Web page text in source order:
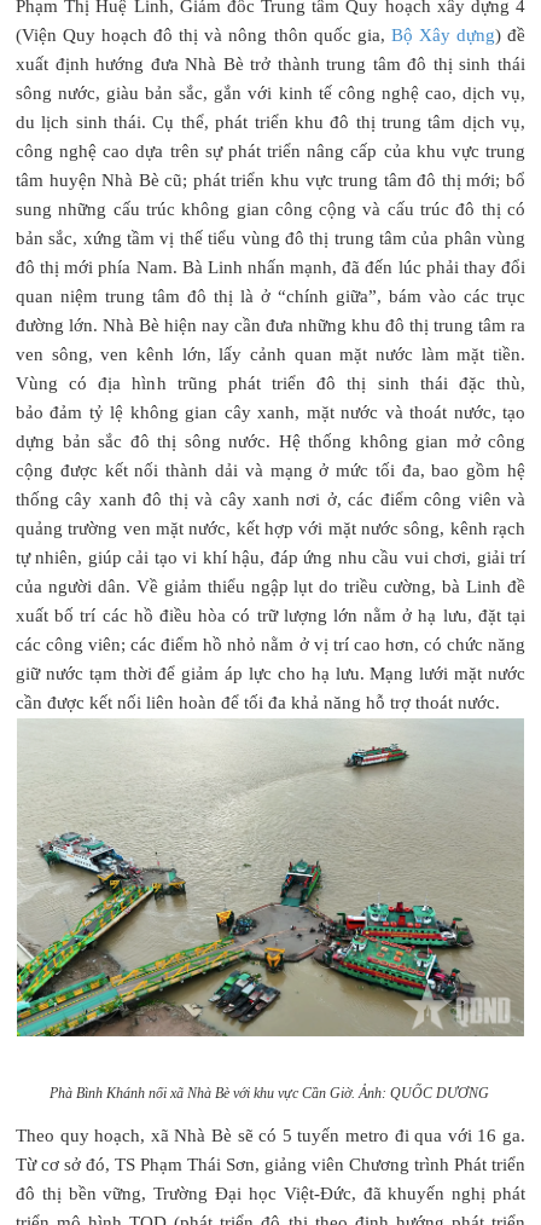
Phạm Thị Huệ Linh, Giám đốc Trung tâm Quy hoạch xây dựng 4
(Viện Quy hoạch đô thị và nông thôn quốc gia, Bộ Xây dựng) đề
xuất định hướng đưa Nhà Bè trở thành trung tâm đô thị sinh thái
sông nước, giàu bản sắc, gắn với kinh tế công nghệ cao, dịch vụ,
du lịch sinh thái. Cụ thể, phát triển khu đô thị trung tâm dịch vụ,
công nghệ cao dựa trên sự phát triển nâng cấp của khu vực trung
tâm huyện Nhà Bè cũ; phát triển khu vực trung tâm đô thị mới; bổ
sung những cấu trúc không gian công cộng và cấu trúc đô thị có
bản sắc, xứng tầm vị thế tiểu vùng đô thị trung tâm của phân vùng
đô thị mới phía Nam. Bà Linh nhấn mạnh, đã đến lúc phải thay đổi
quan niệm trung tâm đô thị là ở “chính giữa”, bám vào các trục
đường lớn. Nhà Bè hiện nay cần đưa những khu đô thị trung tâm ra
ven sông, ven kênh lớn, lấy cảnh quan mặt nước làm mặt tiền.
Vùng có địa hình trũng phát triển đô thị sinh thái đặc thù,
bảo đảm tỷ lệ không gian cây xanh, mặt nước và thoát nước, tạo
dựng bản sắc đô thị sông nước. Hệ thống không gian mở công
cộng được kết nối thành dải và mạng ở mức tối đa, bao gồm hệ
thống cây xanh đô thị và cây xanh nơi ở, các điểm công viên và
quảng trường ven mặt nước, kết hợp với mặt nước sông, kênh rạch
tự nhiên, giúp cải tạo vi khí hậu, đáp ứng nhu cầu vui chơi, giải trí
của người dân. Về giảm thiểu ngập lụt do triều cường, bà Linh đề
xuất bố trí các hồ điều hòa có trữ lượng lớn nằm ở hạ lưu, đặt tại
các công viên; các điểm hồ nhỏ nằm ở vị trí cao hơn, có chức năng
giữ nước tạm thời để giảm áp lực cho hạ lưu. Mạng lưới mặt nước
cần được kết nối liên hoàn để tối đa khả năng hỗ trợ thoát nước.
Phà Bình Khánh nối xã Nhà Bè với khu vực Cần Giờ.Ảnh: QUỐC DƯƠNG
Theo quy hoạch, xã Nhà Bè sẽ có 5 tuyến metro đi qua với 16 ga.
Từ cơ sở đó, TS Phạm Thái Sơn, giảng viên Chương trình Phát triển
đô thị bền vững, Trường Đại học Việt-Đức, đã khuyến nghị phát